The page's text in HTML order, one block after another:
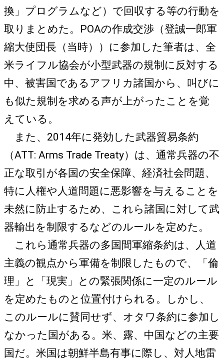
換」プログラムなど）で回収する等の行動を
取りまとめた。POAの作成交渉（登誠一郎軍
縮大使団長（当時））に参加した筆者は、全
米ライフル協会が小型武器の規制に反対する
中、被害国であるアフリカ諸国から、叫びに
も似た規制を求める声が上がったことを覚
えている。
また、2014年に発効した武器貿易条約
（ATT: Arms Trade Treaty）は、通常兵器の不
正な取引が各国の安全保障、経済社会問題、
特に人権や人道問題に悪影響を与えることを
未然に防止するため、これら諸国に対して武
器輸出を制限するなどのルールを定めた。
これら通常兵器の多国間軍縮条約は、人道
主義の観点から軍備を制限したもので、「倫
理」と「現実」との緊張関係に一定のルール
を定めたものと位置付けられる。しかし、
このルールに賛同せず、オタワ条約に参加し
なかった国がある。米、露、中国などの主要
国だ。米国は朝鮮半島有事に際し、対人地雷